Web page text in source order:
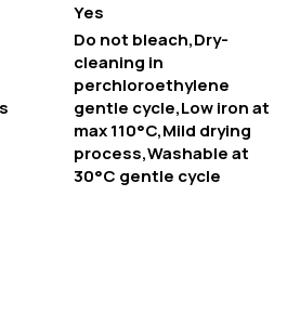
Yes
Do not bleach,Dry-
cleaning in
perchloroethylene
gentle cycle,Low iron at
max 110°C,Mild drying
process,Washable at
30°C gentle cycle